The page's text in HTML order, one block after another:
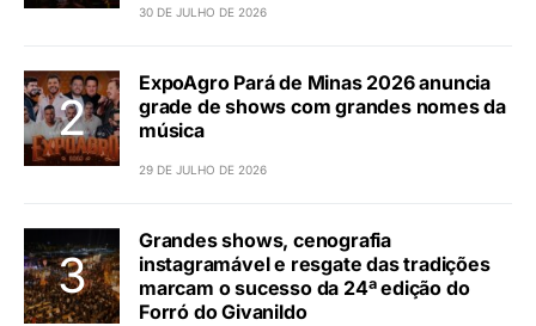
30 DE JULHO DE 2026
ExpoAgro Pará de Minas 2026 anuncia
grade de shows com grandes nomes da
música
29 DE JULHO DE 2026
Grandes shows, cenografia
instagramável e resgate das tradições
marcam o sucesso da 24ª edição do
Forró do Givanildo